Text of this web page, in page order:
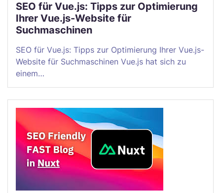
SEO für Vue.js: Tipps zur Optimierung
Ihrer Vue.js-Website für
Suchmaschinen
SEO für Vue.js: Tipps zur Optimierung Ihrer Vue.js-
Website für Suchmaschinen Vue.js hat sich zu
einem…